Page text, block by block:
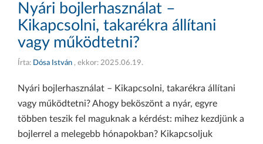
Nyári bojlerhasználat –
Kikapcsolni, takarékra állítani
vagy működtetni?
Írta: Dósa István , ekkor: 2025.06.19.
Nyári bojlerhasználat – Kikapcsolni, takarékra állítani
vagy működtetni? Ahogy beköszönt a nyár, egyre
többen teszik fel maguknak a kérdést: mihez kezdjünk a
bojlerrel a melegebb hónapokban? Kikapcsoljuk